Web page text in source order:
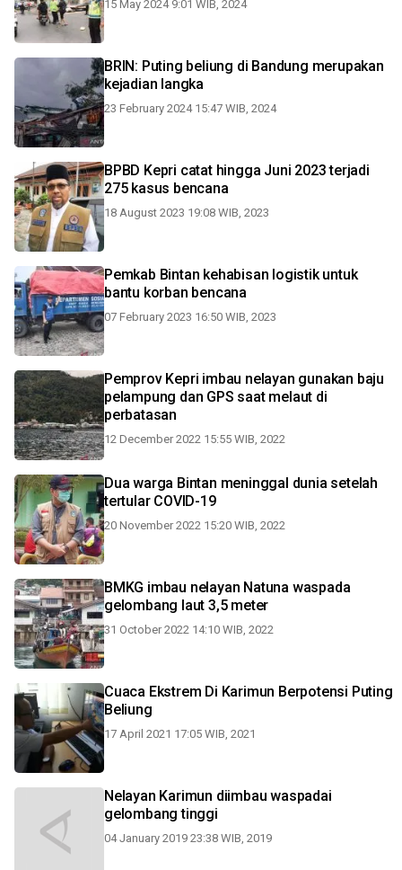
15 May 2024 9:01 WIB, 2024
BRIN: Puting beliung di Bandung merupakan
kejadian langka
23 February 2024 15:47 WIB, 2024
BPBD Kepri catat hingga Juni 2023 terjadi
275 kasus bencana
18 August 2023 19:08 WIB, 2023
Pemkab Bintan kehabisan logistik untuk
bantu korban bencana
07 February 2023 16:50 WIB, 2023
Pemprov Kepri imbau nelayan gunakan baju
pelampung dan GPS saat melaut di
perbatasan
12 December 2022 15:55 WIB, 2022
Dua warga Bintan meninggal dunia setelah
tertular COVID-19
20 November 2022 15:20 WIB, 2022
BMKG imbau nelayan Natuna waspada
gelombang laut 3,5 meter
31 October 2022 14:10 WIB, 2022
Cuaca Ekstrem Di Karimun Berpotensi Puting
Beliung
17 April 2021 17:05 WIB, 2021
Nelayan Karimun diimbau waspadai
gelombang tinggi
04 January 2019 23:38 WIB, 2019